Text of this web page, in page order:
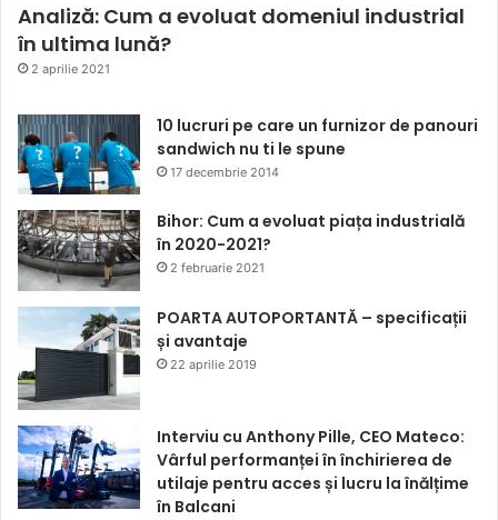
Analiză: Cum a evoluat domeniul industrial
în ultima lună?
2 aprilie 2021
10 lucruri pe care un furnizor de panouri
sandwich nu ti le spune
17 decembrie 2014
Bihor: Cum a evoluat piața industrială
în 2020-2021?
2 februarie 2021
POARTA AUTOPORTANTĂ – specificații
și avantaje
22 aprilie 2019
Interviu cu Anthony Pille, CEO Mateco:
Vârful performanței în închirierea de
utilaje pentru acces și lucru la înălțime
în Balcani